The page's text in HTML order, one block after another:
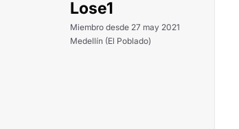
Lose1
Miembro desde 27 may 2021
Medellín (El Poblado)